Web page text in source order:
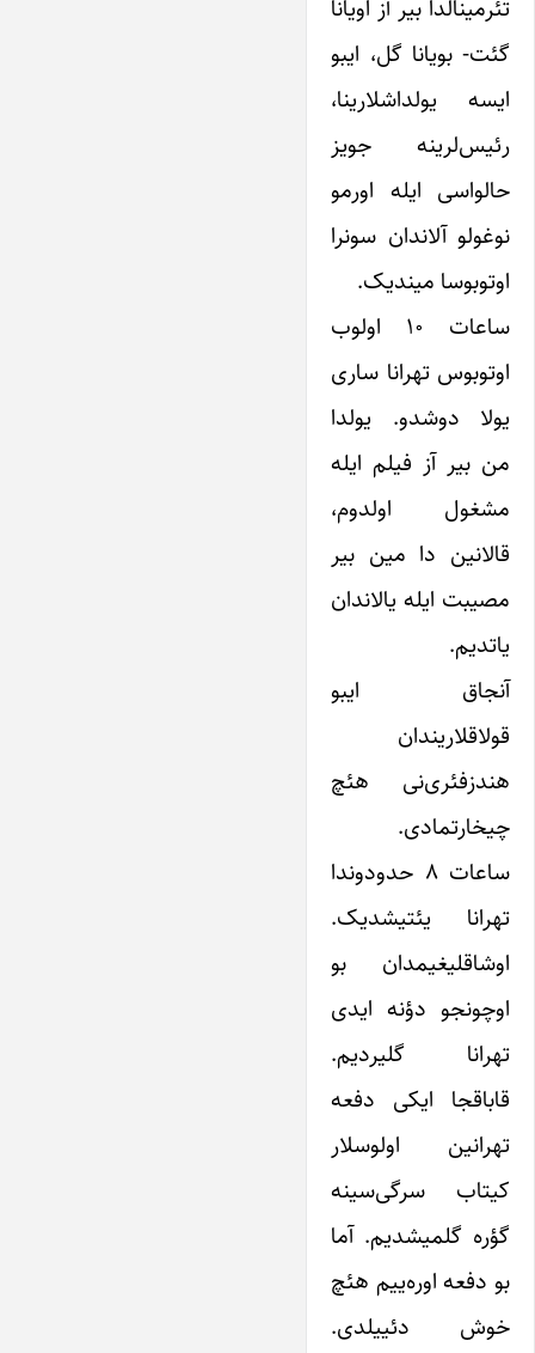
تئرمینالدا بیر آز اویانا
گئت- بویانا گل، ایبو
ایسه یولداشلارینا،
رئیس‌لرینه جویز
حالواسی ایله اورمو
نوغولو آلاندان سونرا
اوتوبوسا میندیک.
ساعات ۱۰ اولوب
اوتوبوس تهرانا ساری
یولا دوشدو. یولدا
من بیر آز فیلم ایله
مشغول اولدوم،
قالانین دا مین بیر
مصیبت ایله یالاندان
یاتدیم.
آنجاق ایبو
قولاقلاریندان
هندزفئری‌نی هئچ
چیخارتمادی.
ساعات ۸ حدودوندا
تهرانا یئتیشدیک.
اوشاقلیغیمدان بو
اوچونجو دؤنه ایدی
تهرانا گلیردیم.
قاباقجا ایکی دفعه
تهرانین اولوسلار
کیتاب سرگی‌سینه
گؤره گلمیشدیم. آما
بو دفعه اوره‌ییم هئچ
خوش دئییلدی.